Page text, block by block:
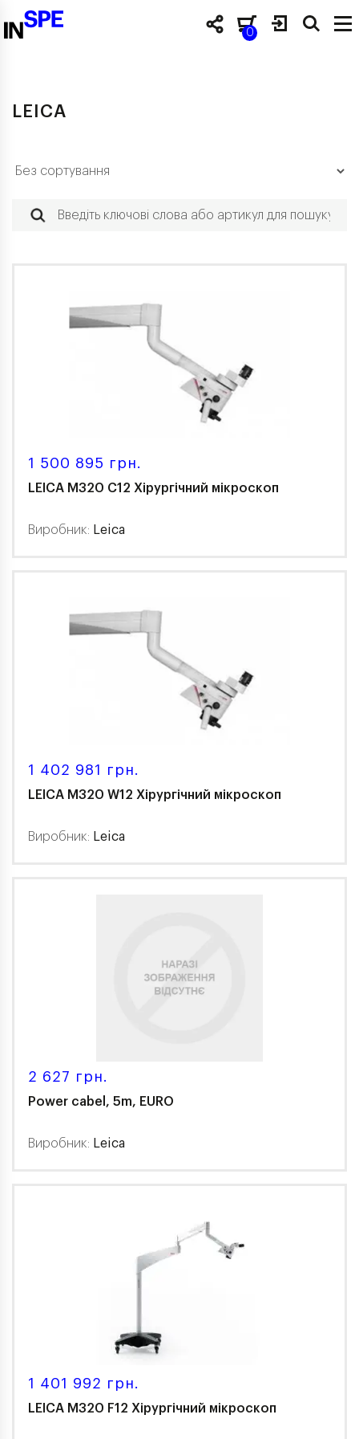
0
LEICA
1 500 895 грн.
LEICA M320 С12 Хірургічний мікроскоп
Виробник: Leica
1 402 981 грн.
LEICA M320 W12 Хірургічний мікроскоп
Виробник: Leica
2 627 грн.
Power cabel, 5m, EURO
Виробник: Leica
1 401 992 грн.
LEICA M320 F12 Хірургічний мікроскоп